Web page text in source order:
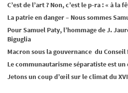
C’est de l’art ? Non, c’est le p-ra : « à la
La patrie en danger – Nous sommes
Pour Samuel Paty, l’hommage de J.
Biguglia
Macron sous la gouvernance du
Le communautarisme séparatiste est
Jetons un coup d’œil sur le climat du